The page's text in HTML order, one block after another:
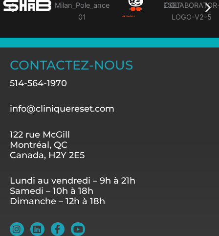
CONTACTEZ-NOUS
514-564-1970
info@cliniquereset.com
122 rue McGill
Montréal, QC
Canada, H2Y 2E5
Lundi au vendredi – 9h à 21h
Samedi – 10h à 18h
Dimanche – 12h à 18h
I
L
F
Y